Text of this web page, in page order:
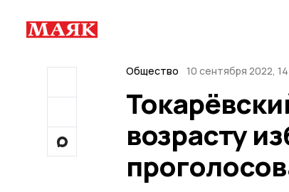
Общество 10 сентября 2022,
возрасту